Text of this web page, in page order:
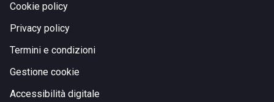
Cookie policy
Privacy policy
Termini e condizioni
Gestione cookie
Accessibilità digitale